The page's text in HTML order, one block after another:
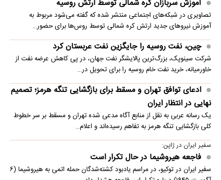
آموزش سربازان کره شمالی توسط ارتش روسیه
تصاویری در شبکه‌های اجتماعی منتشر شده که گفته می‌شود مربوط به
آموزش نیروهای جدید ارتش کره شمالی توسط روس‌ها برای حضور…
چین، نفت روسیه را جایگزین نفت عربستان کرد
شرکت سینوپک، بزرگ‌ترین پالایشگر نفت جهان، در پی کاهش عرضه نفت از
خاورمیانه، خرید نفت خام روسیه را برای تحویل در…
ادعای توافق تهران و مسقط برای بازگشایی تنگه هرمز؛ تصمیم
نهایی در انتظار ایران
یک رسانه عربی به نقل از منابع آگاه مدعی شده تهران و مسقط بر سر خطوط
کلی بازگشایی تنگه هرمز به تفاهم رسیده‌اند و اعلام…
سفیر ایران در ژاپن:
فاجعه هیروشیما در حال تکرار است
سفیر ایران در توکیو، در مراسم یادبود کشته‌شدگان حمله اتمی به هیروشیما (۶